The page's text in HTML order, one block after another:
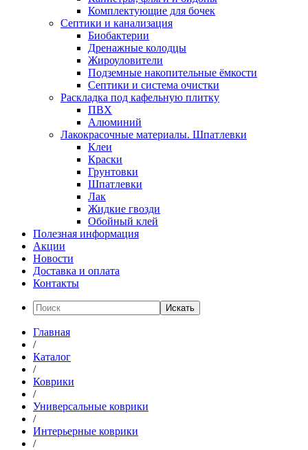
Комплектующие для бочек
Септики и канализация
Биобактерии
Дренажные колодцы
Жироуловители
Подземные накопительные ёмкости
Септики и система очистки
Раскладка под кафельную плитку
ПВХ
Алюминий
Лакокрасочные материалы. Шпатлевки
Клеи
Краски
Грунтовки
Шпатлевки
Лак
Жидкие гвозди
Обойный клей
Полезная информация
Акции
Новости
Доставка и оплата
Контакты
Искать
Главная
/
Каталог
/
Коврики
/
Универсальные коврики
/
Интерьерные коврики
/